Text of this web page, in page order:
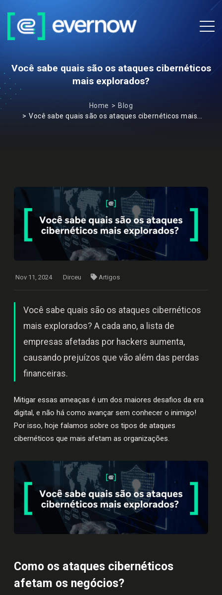
Você sabe quais são os ataques cibernéticos
mais explorados?
Home
Blog
Você sabe quais são os ataques cibernéticos mais...
Nov 11, 2024 Dirceu Artigos
Você sabe quais são os ataques cibernéticos
mais explorados? A cada ano, a lista de
empresas afetadas por hackers aumenta,
causando prejuízos que vão além das perdas
financeiras.
Mitigar essas ameaças é um dos maiores desafios da era
digital, e não há como avançar sem conhecer o inimigo!
Por isso, hoje falamos sobre os tipos de ataques
cibernéticos que mais afetam as organizações.
Como os ataques cibernéticos
afetam os negócios?